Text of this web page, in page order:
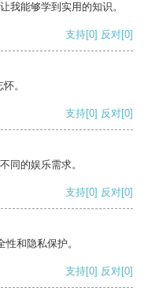
我能够学到实用的知识。
支持[0] 反对[0]
。
支持[0] 反对[0]
同的娱乐需求。
支持[0] 反对[0]
和隐私保护。
支持[0] 反对[0]